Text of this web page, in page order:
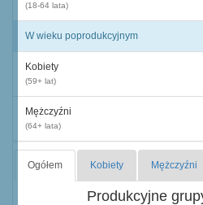
(18-64 lata)
W wieku poprodukcyjnym
Kobiety
(59+ lat)
Mężczyźni
(64+ lata)
Ogółem Kobiety Mężczyźni
Produkcyjne